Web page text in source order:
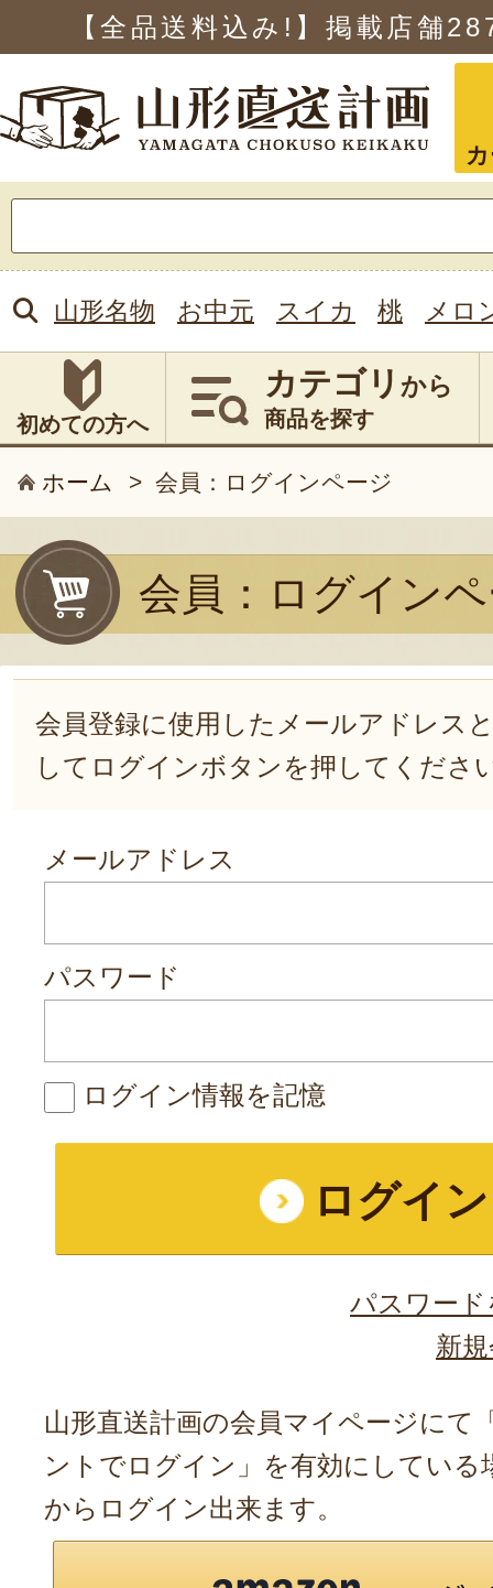
【全品送料込み!】掲載店舗
索:
山形名物 お中元 スイカ 桃 メロ
初めての方へ
カテゴリ から
商品を探す
ホーム > 会員：ログインページ
会員：ログイン
会員登録に使用したメールアドレス
してログインボタンを押してくださ
メールアドレス
パスワード
ログイン情報を記憶
パスワー
新
山形直送計画の会員マイページにて
ントでログイン」を有効にしている
からログイン出来ます。